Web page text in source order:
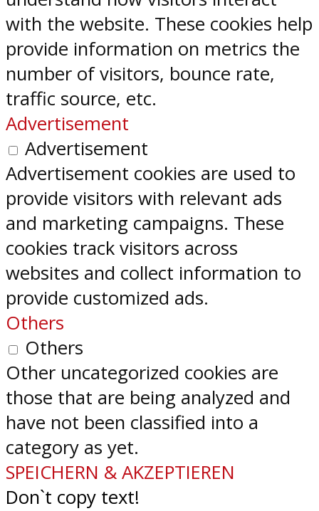
with the website. These cookies help
provide information on metrics the
number of visitors, bounce rate,
traffic source, etc.
Advertisement
Advertisement
Advertisement cookies are used to
provide visitors with relevant ads
and marketing campaigns. These
cookies track visitors across
websites and collect information to
provide customized ads.
Others
Others
Other uncategorized cookies are
those that are being analyzed and
have not been classified into a
category as yet.
SPEICHERN & AKZEPTIEREN
Don`t copy text!